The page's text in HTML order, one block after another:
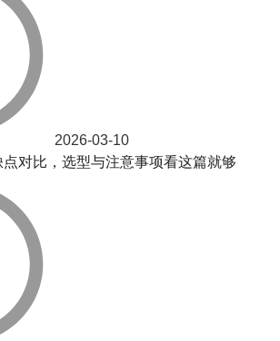
2026-03-10
对比，选型与注意事项看这篇就够